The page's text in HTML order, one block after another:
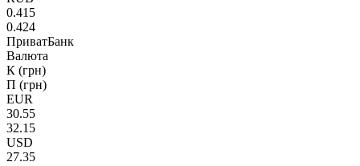
0.415
0.424
ПриватБанк
Валюта
К (грн)
П (грн)
EUR
30.55
32.15
USD
27.35